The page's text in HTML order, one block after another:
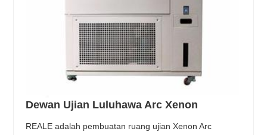
Dewan Ujian Luluhawa Arc Xenon
REALE adalah pembuatan ruang ujian Xenon Arc